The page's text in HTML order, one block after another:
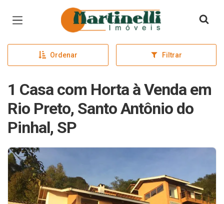
Página inicial
Ordenar Filtrar
1 Casa com Horta à Venda em
Rio Preto, Santo Antônio do
Pinhal, SP